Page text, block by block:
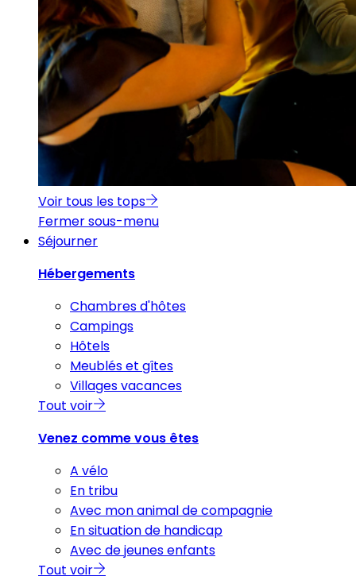
Voir tous les tops
Fermer sous-menu
Séjourner
Hébergements
Chambres d'hôtes
Campings
Hôtels
Meublés et gîtes
Villages vacances
Tout voir
Venez comme vous êtes
A vélo
En tribu
Avec mon animal de compagnie
En situation de handicap
Avec de jeunes enfants
Tout voir